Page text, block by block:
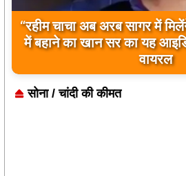
“रहीम चाचा अब अरब सागर में
में बहाने का खान सर का यह
वायरल
बिलावल भुट्टो द्वारा सिंधु नदी
बयान पर भारत के केंद्रीय
सोना / चांदी की कीमत